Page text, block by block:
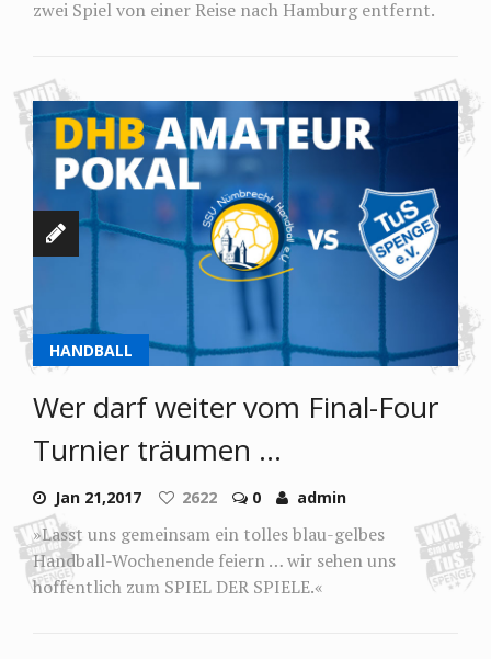
zwei Spiel von einer Reise nach Hamburg entfernt.
HANDBALL
Wer darf weiter vom Final-Four
Turnier träumen …
Jan 21,2017 2622 0 admin
»Lasst uns gemeinsam ein tolles blau-gelbes
Handball-Wochenende feiern … wir sehen uns
hoffentlich zum SPIEL DER SPIELE.«